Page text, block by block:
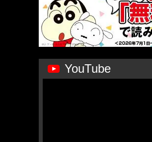
YouTube